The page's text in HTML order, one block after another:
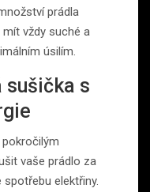
prádla
vždy suché a
úsilím.
sušička s
vaše prádlo za
elektřiny.